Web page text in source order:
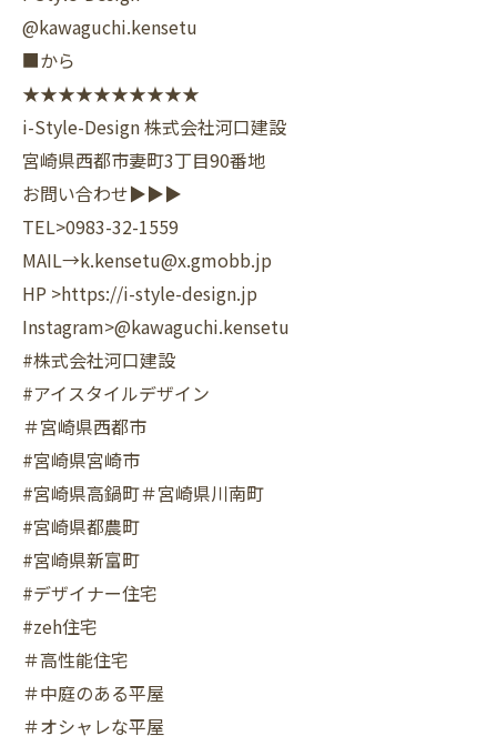
@kawaguchi.kensetu
■から
★★★★★★★★★★
i-Style-Design 株式会社河口建設
宮崎県西都市妻町3丁目90番地
お問い合わせ▶▶▶
TEL>0983-32-1559
MAIL→k.kensetu@x.gmobb.jp
HP >https://i-style-design.jp
Instagram>@kawaguchi.kensetu
#株式会社河口建設
#アイスタイルデザイン
＃宮崎県西都市
#宮崎県宮崎市
#宮崎県高鍋町＃宮崎県川南町
#宮崎県都農町
#宮崎県新富町
#デザイナー住宅
#zeh住宅
＃高性能住宅
＃中庭のある平屋
＃オシャレな平屋